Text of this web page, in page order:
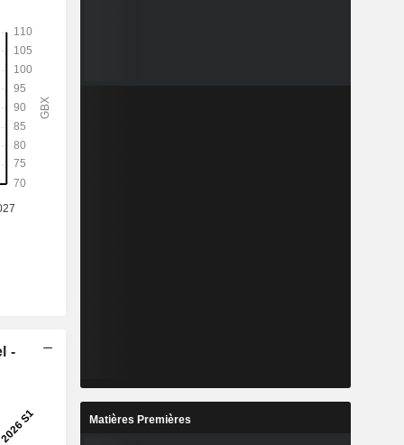
-
Matières Premières